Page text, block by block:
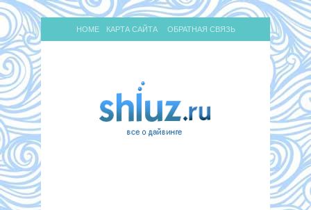
HOME КАРТА САЙТА ОБРАТНАЯ СВЯЗЬ